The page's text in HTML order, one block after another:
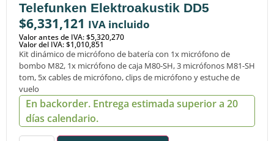
Telefunken Elektroakustik DD5
$6,331,121 IVA incluido
Valor antes de IVA: $5,320,270
Valor del IVA: $1,010,851
Kit dinámico de micrófono de batería con 1x micrófono de
bombo M82, 1x micrófono de caja M80-SH, 3 micrófonos M81-SH
tom, 5x cables de micrófono, clips de micrófono y estuche de
vuelo
En backorder. Entrega estimada superior a 20
días calendario.